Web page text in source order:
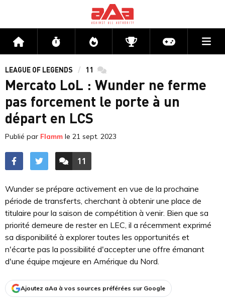
Accueil Flux Directs CompétitionsActu jeux
LEAGUE OF LEGENDS 11 commentaires
Mercato LoL : Wunder ne ferme
pas forcement le porte à un
départ en LCS
Publié par Flamm le 21 sept. 2023
ACCÉDER AUX
11
COMMENTAIRES
Wunder se prépare activement en vue de la prochaine
période de transferts, cherchant à obtenir une place de
titulaire pour la saison de compétition à venir. Bien que sa
priorité demeure de rester en LEC, il a récemment exprimé
sa disponibilité à explorer toutes les opportunités et
n'écarte pas la possibilité d'accepter une offre émanant
d'une équipe majeure en Amérique du Nord.
Ajoutez aAa à vos sources préférées sur Google